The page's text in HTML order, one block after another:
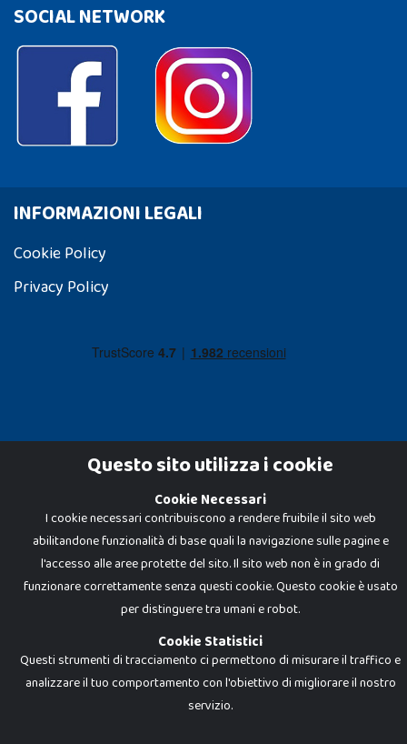
SOCIAL NETWORK
INFORMAZIONI LEGALI
Cookie Policy
Privacy Policy
Dadi e Mattoncini è un brand di Giocabene Srl. Ogni riproduzione o utilizzo non
espressamente autorizzato è severamente vietato. Tutti i loghi, marchi,
brand elencati nel presente shop sono di proprietà dei rispettivi titolari.
I prezzi e le promozioni pubblicate potrebbero differire da quanto esposto in
negozio.
Giocabene Srl - via della Posta 8, 20123 Milano (MI)
P.IVA 02608090425 - REA AN201199 - C.S. 10.000 i.v.
Questo sito utilizza i cookie
Cookie Necessari
I cookie necessari contribuiscono a rendere fruibile il sito web
abilitandone funzionalità di base quali la navigazione sulle pagine e
l'accesso alle aree protette del sito. Il sito web non è in grado di
funzionare correttamente senza questi cookie. Questo cookie è usato
per distinguere tra umani e robot.
Cookie Statistici
Questi strumenti di tracciamento ci permettono di misurare il traffico e
analizzare il tuo comportamento con l'obiettivo di migliorare il nostro
servizio.